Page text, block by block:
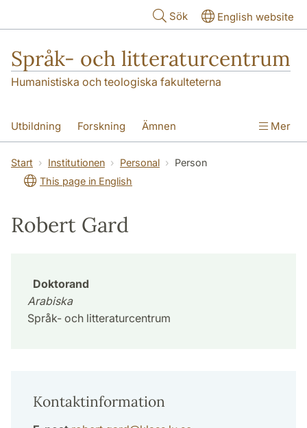
Sök English website
Språk- och litteraturcentrum
Humanistiska och teologiska fakulteterna
Utbildning Forskning Ämnen
SOL-husen Kontakt Institutionen
översättning till svenska
Mer
Start Institutionen Personal
Person
This page in English
Robert Gard
Doktorand
Arabiska
Språk- och litteraturcentrum
Kontaktinformation